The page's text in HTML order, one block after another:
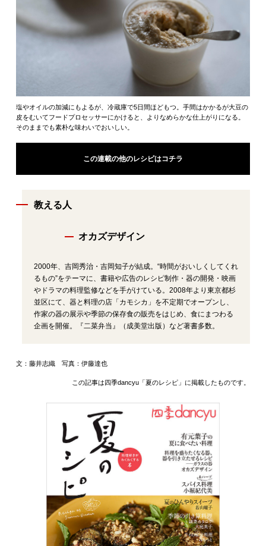
塩やオイルの加減にもよるが、冷蔵庫で5日間ほどもつ。手間はかかるが大豆の
皮をむいてフードプロセッサーにかけると、よりなめらかな仕上がりになる。
そのままでも素朴な味わいでおいしい。
この連載の他のレシピはコチラ
教える人
オカズデザイン
2000年、吉岡秀治・吉岡知子が結成。“時間がおいしくしてくれ
るもの”をテーマに、書籍や広告のレシピ制作・器の開発・映画
やドラマの料理監修などを手がけている。2008年より東京都杉
並区にて、器と料理の店「カモシカ」を不定期でオープンし、
作家の器の展示や季節の保存食の販売をはじめ、食にまつわる
企画を開催。『二菜弁当』（成美堂出版）など著書多数。
文：藤井志織 写真：伊藤達也
この記事は四季dancyu「夏のレシピ」に掲載したものです。